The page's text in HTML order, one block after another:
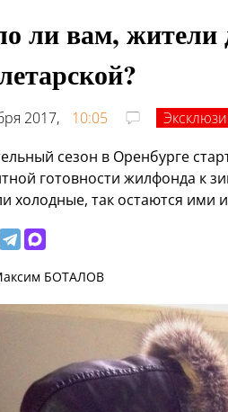
ли вам,
2017, 10:05
сезон в Оренбурге
готовности жилфонда к
холодные, так остаются ими
БОТАЛОВ